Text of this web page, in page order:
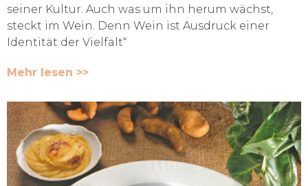
seiner Kultur. Auch was um ihn herum wächst,
steckt im Wein. Denn Wein ist Ausdruck einer
Identität der Vielfalt“
Mehr lesen >>